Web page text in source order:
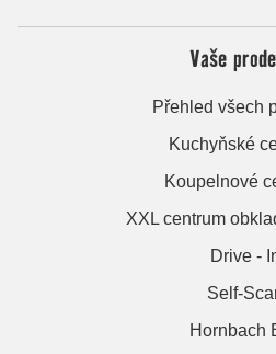
Vaše
Přehled všech
Kuchyňské
Koupelnové
XXL centrum
Drive -
Self-
Hornbach